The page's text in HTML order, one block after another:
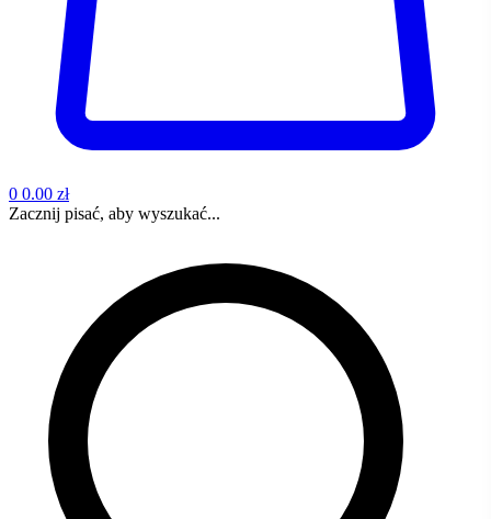
0 0.00 zł
Zacznij pisać, aby wyszukać...